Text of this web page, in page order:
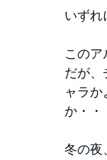
いずれ
この
だが、
ャラ
か・・
冬の夜